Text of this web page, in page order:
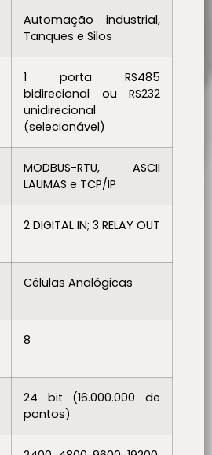
Automação industrial,
Tanques e Silos
1 porta RS485
bidirecional ou RS232
unidirecional
(selecionável)
MODBUS-RTU, ASCII
LAUMAS e TCP/IP
2 DIGITAL IN; 3 RELAY OUT
Células Analógicas
8
24 bit (16.000.000 de
pontos)